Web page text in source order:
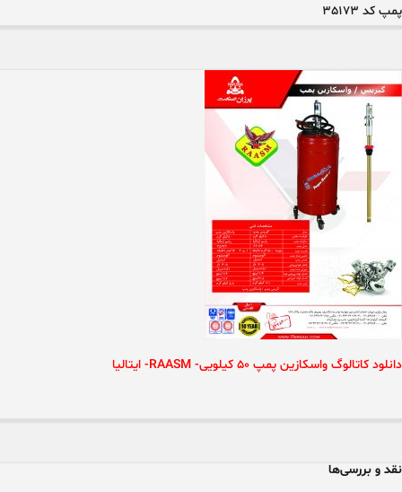
پمپ کد 35173
دانلود کاتالوگ واسکازین پمپ 50 کیلویی- RAASM- ایتالیا
نقد و بررسی‌ها